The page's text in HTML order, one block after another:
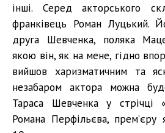
інші. Серед акторського
франківець Роман Луцький.
друга Шевченка, поляка
якою він, як на мене, гідно
вийшов харизматичним та
незабаром актора можна
Тараса Шевченка у стрічці
Романа Перфільєва, прем’єру